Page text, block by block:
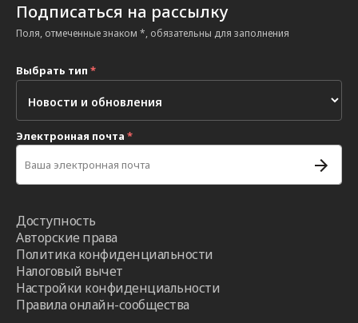
Подписаться на рассылку
Поля, отмеченные знаком *, обязательны для заполнения
Выбрать тип *
Электронная почта *
Доступность
Авторские права
Политика конфиденциальности
Налоговый вычет
Настройки конфиденциальности
Правила онлайн-сообщества